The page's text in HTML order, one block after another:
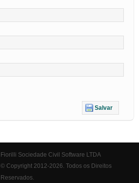
Salvar
Fiorilli Sociedade Civil Software LTDA
© Copyright 2012-2026. Todos os Direitos
Reservados.